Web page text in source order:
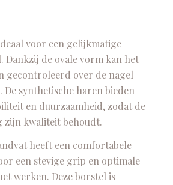
voor een gelijkmatige
Dankzij de ovale vorm kan het
gecontroleerd over de nagel
synthetische haren bieden
en duurzaamheid, zodat de
kwaliteit behoudt.
heeft een comfortabele
een stevige grip en optimale
werken. Deze borstel is